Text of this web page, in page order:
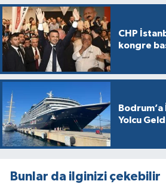
CHP
kongre
Yolcu
Bunlar da ilginizi çekebilir